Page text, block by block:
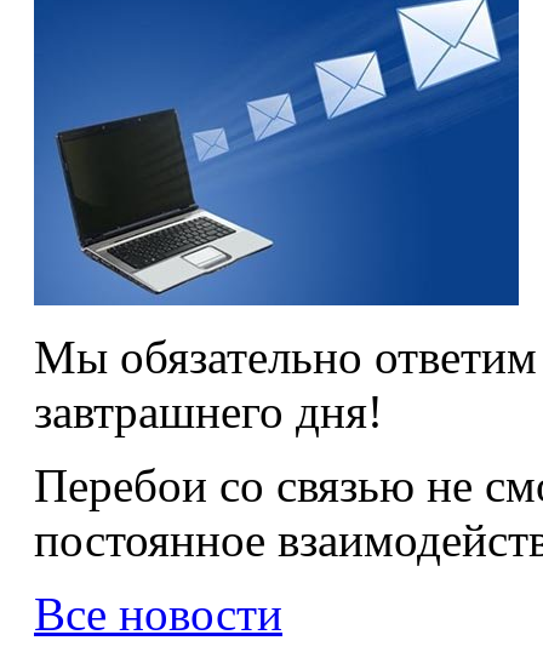
Мы обязательно
завтрашнего дня!
Перебои со связью не
постоянное
Все новости